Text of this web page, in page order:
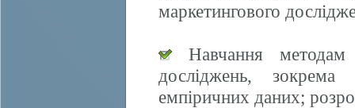
маркетингового
Навчання методам
досліджень, зокрема
емпіричних даних;